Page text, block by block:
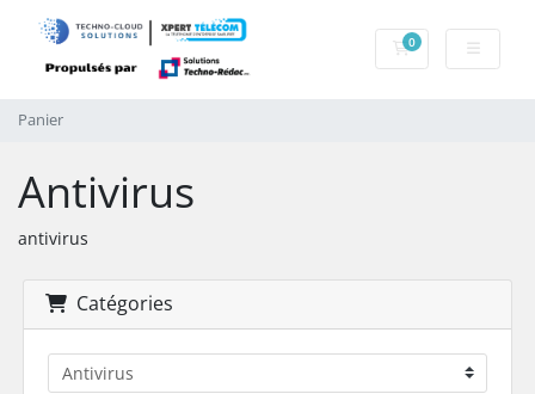
0Panier
Panier
Antivirus
antivirus
Catégories